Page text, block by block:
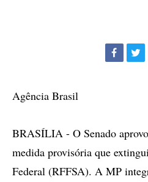
Agência Brasil
BRASÍLIA - O Senado
medida provisória que
Federal (RFFSA). A MP